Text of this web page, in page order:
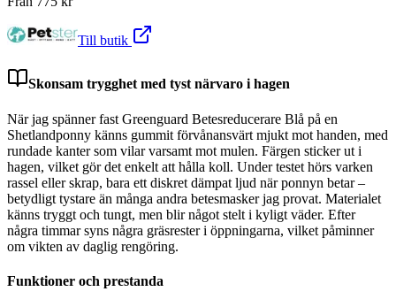
Till butik
Skonsam trygghet med tyst närvaro i hagen
När jag spänner fast Greenguard Betesreducerare Blå på en
Shetlandponny känns gummit förvånansvärt mjukt mot handen, med
rundade kanter som vilar varsamt mot mulen. Färgen sticker ut i
hagen, vilket gör det enkelt att hålla koll. Under testet hörs varken
rassel eller skrap, bara ett diskret dämpat ljud när ponnyn betar –
betydligt tystare än många andra betesmasker jag provat. Materialet
känns tryggt och tungt, men blir något stelt i kyligt väder. Efter
några timmar syns några gräsrester i öppningarna, vilket påminner
om vikten av daglig rengöring.
Funktioner och prestanda